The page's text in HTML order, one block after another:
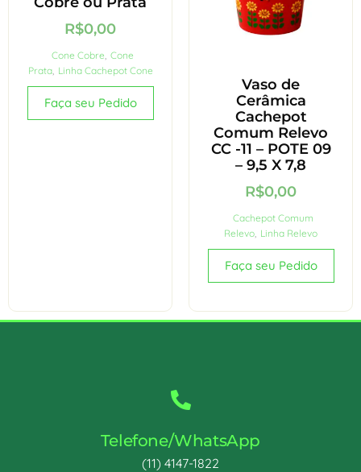
R$0,00
Cone Cobre Cone
Prata, Linha Cachepot Cone
Faça seu Pedido
Vaso de
Cerâmica
Cachepot
Comum Relevo
CC -11 – POTE 09
– 9,5 X 7,8
R$0,00
Cachepot Comum
Relevo Linha Relevo
Faça seu Pedido
Telefone/WhatsApp
(11) 4147-1822